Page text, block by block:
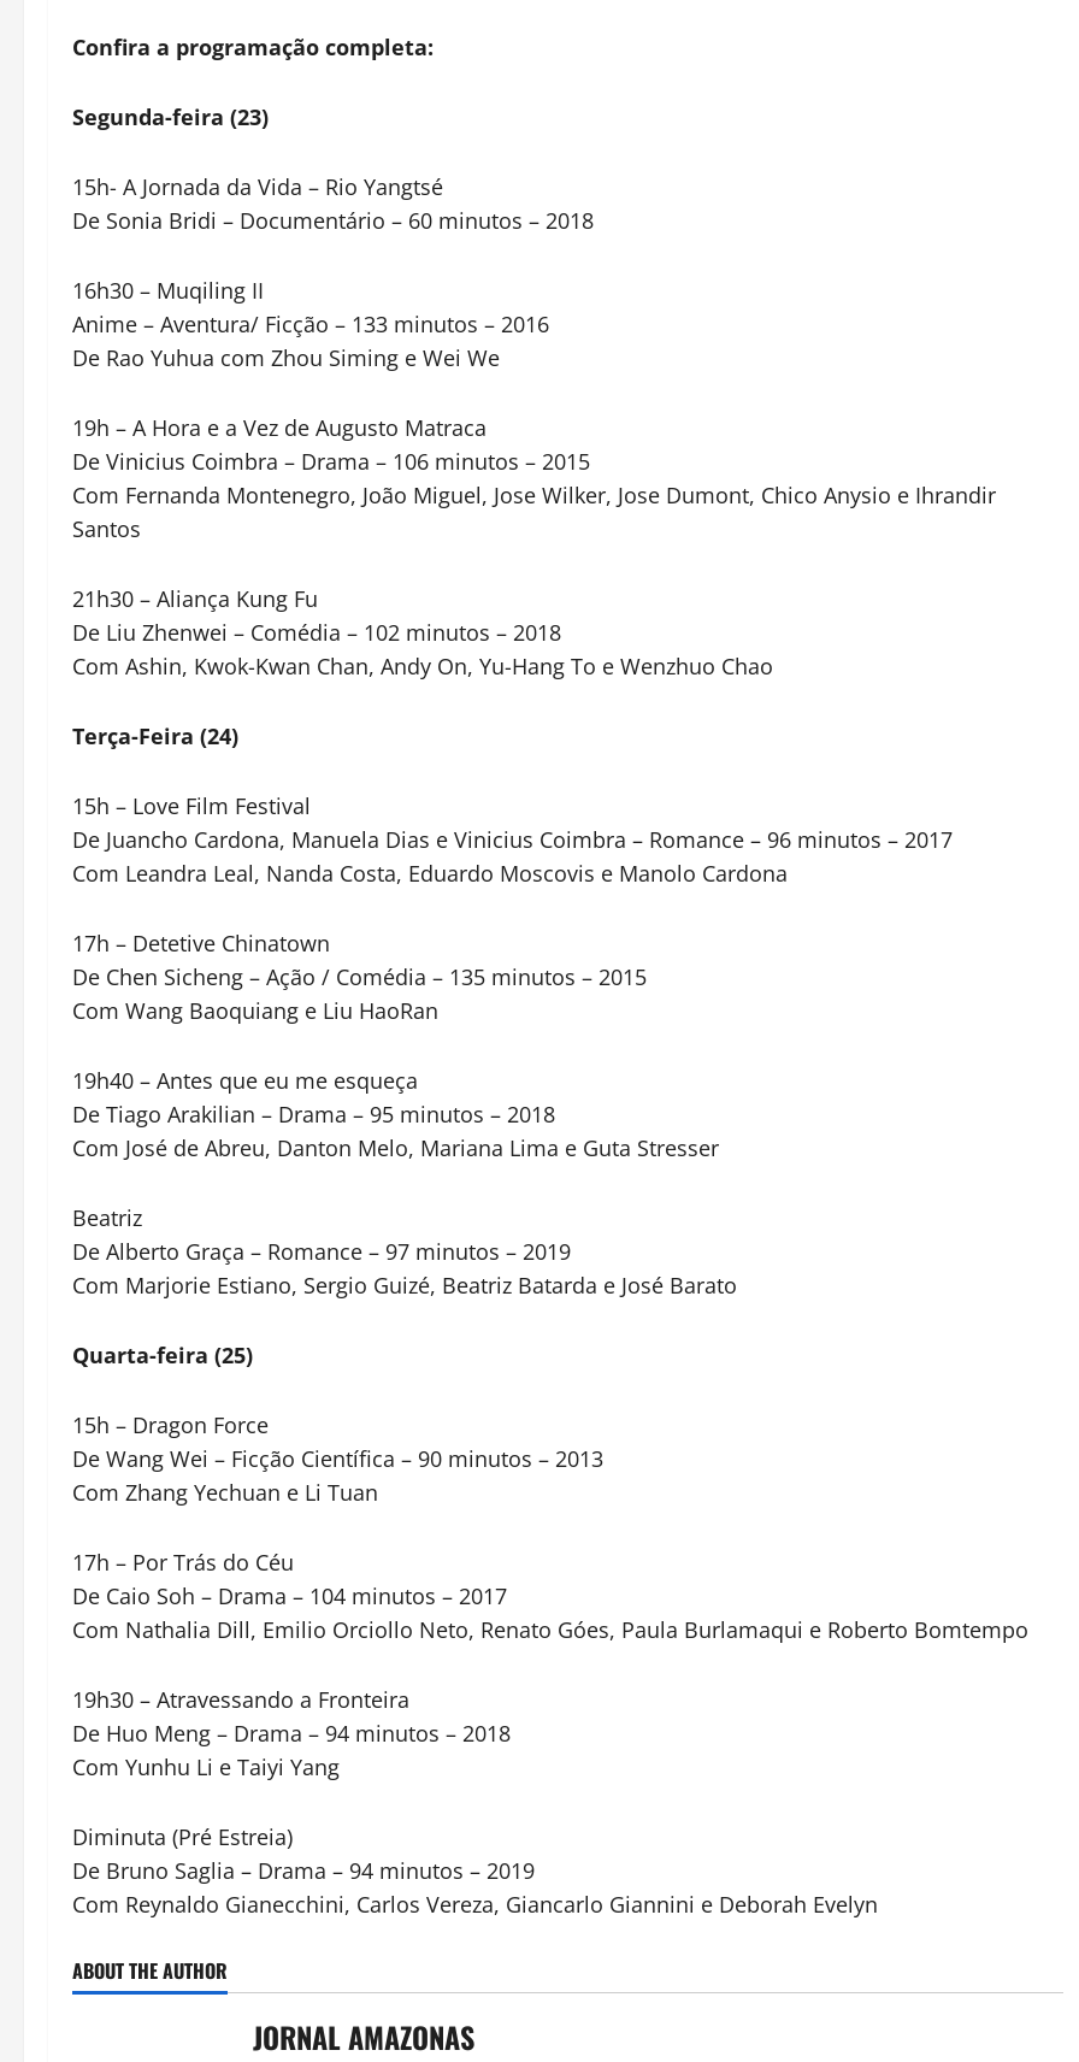
Confira a programação completa:
Segunda-feira (23)
15h- A Jornada da Vida – Rio Yangtsé
De Sonia Bridi – Documentário – 60 minutos – 2018
16h30 – Muqiling II
Anime – Aventura/ Ficção – 133 minutos – 2016
De Rao Yuhua com Zhou Siming e Wei We
19h – A Hora e a Vez de Augusto Matraca
De Vinicius Coimbra – Drama – 106 minutos – 2015
Com Fernanda Montenegro, João Miguel, Jose Wilker, Jose Dumont, Chico Anysio e Ihrandir
Santos
21h30 – Aliança Kung Fu
De Liu Zhenwei – Comédia – 102 minutos – 2018
Com Ashin, Kwok-Kwan Chan, Andy On, Yu-Hang To e Wenzhuo Chao
Terça-Feira (24)
15h – Love Film Festival
De Juancho Cardona, Manuela Dias e Vinicius Coimbra – Romance – 96 minutos – 2017
Com Leandra Leal, Nanda Costa, Eduardo Moscovis e Manolo Cardona
17h – Detetive Chinatown
De Chen Sicheng – Ação / Comédia – 135 minutos – 2015
Com Wang Baoquiang e Liu HaoRan
19h40 – Antes que eu me esqueça
De Tiago Arakilian – Drama – 95 minutos – 2018
Com José de Abreu, Danton Melo, Mariana Lima e Guta Stresser
Beatriz
De Alberto Graça – Romance – 97 minutos – 2019
Com Marjorie Estiano, Sergio Guizé, Beatriz Batarda e José Barato
Quarta-feira (25)
15h – Dragon Force
De Wang Wei – Ficção Científica – 90 minutos – 2013
Com Zhang Yechuan e Li Tuan
17h – Por Trás do Céu
De Caio Soh – Drama – 104 minutos – 2017
Com Nathalia Dill, Emilio Orciollo Neto, Renato Góes, Paula Burlamaqui e Roberto Bomtempo
19h30 – Atravessando a Fronteira
De Huo Meng – Drama – 94 minutos – 2018
Com Yunhu Li e Taiyi Yang
Diminuta (Pré Estreia)
De Bruno Saglia – Drama – 94 minutos – 2019
Com Reynaldo Gianecchini, Carlos Vereza, Giancarlo Giannini e Deborah Evelyn
ABOUT THE AUTHOR
JORNAL AMAZONAS